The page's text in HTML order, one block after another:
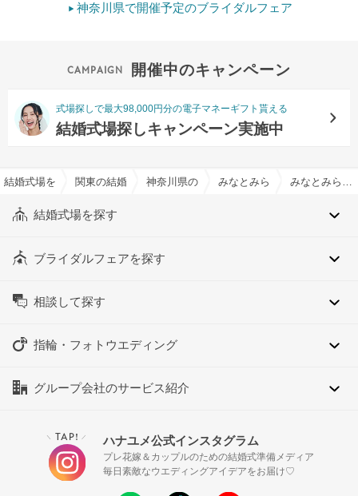
神奈川県で開催予定のブライダルフェア
開催中のキャンペーン
式場探しで最大98,000円分の電子マネーギフト貰える
結婚式場探しキャンペーン実施中
結婚式場を探すならハナユメ
関東の結婚式場神奈川県の結婚式場みなとみらい（神奈川県）の
みなとみらい（神奈川県）のペット相談OKでおすすめの結婚式場・挙式会場一覧
結婚式場を探す
ブライダルフェアを探す
相談して探す
指輪・フォトウエディング
グループ会社のサービス紹介
＼ TAP! ／ ハナユメ公式インスタグラム
プレ花嫁＆カップルのための結婚式準備メディア
毎日素敵なウエディングアイデアをお届け♡